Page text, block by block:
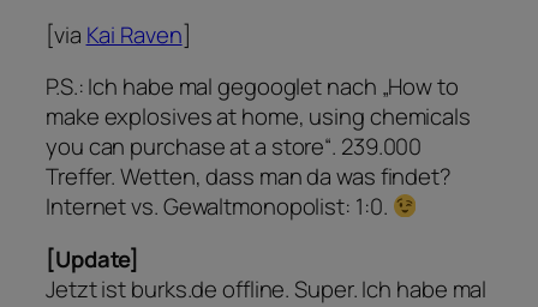
[via Kai Raven]
P.S.: Ich habe mal gegooglet nach „How to
make explosives at home, using chemicals
you can purchase at a store“. 239.000
Treffer. Wetten, dass man da was findet?
Internet vs. Gewaltmonopolist: 1:0.
[Update]
Jetzt ist burks.de offline. Super. Ich habe mal